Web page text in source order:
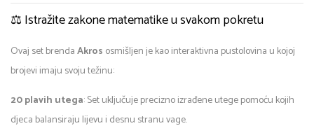
⚖️ Istražite zakone matematike u svakom pokretu
Ovaj set brendaAkros osmišljen je kao interaktivna pustolovina u kojoj
brojevi imaju svoju težinu:
20 plavih utega: Set uključuje precizno izrađene utege pomoću kojih
djeca balansiraju lijevu i desnu stranu vage.